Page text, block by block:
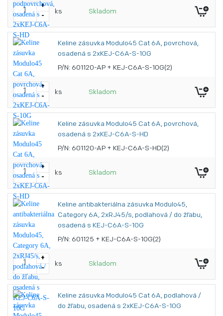
+
-
ks Skladom
Keline zásuvka Modulo45 Cat 6A, povrchová,
osadená s 2xKEJ-C6A-S-10G
P/N: 601120-AP + KEJ-C6A-S-10G(2)
+
-
ks Skladom
Keline zásuvka Modulo45 Cat 6A, povrchová,
osadená s 2xKEJ-C6A-S-HD
P/N: 601120-AP + KEJ-C6A-S-HD(2)
+
-
ks Skladom
Keline antibakteriálna zásuvka Modulo45,
Category 6A, 2xRJ45/s, podlahová / do žľabu,
osadená s KEJ-C6A-S-10G
P/N: 601125 + KEJ-C6A-S-10G(2)
+
-
ks Skladom
Keline zásuvka Modulo45 Cat 6A, podlahová /
do žľabu, osadená s 2xKEJ-C6A-S-10G